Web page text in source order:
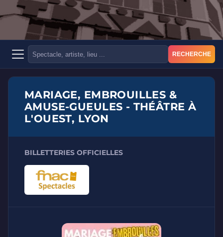
RECHERCHE
MARIAGE, EMBROUILLES &
AMUSE-GUEULES - THÉÂTRE À
L'OUEST, LYON
BILLETTERIES OFFICIELLES